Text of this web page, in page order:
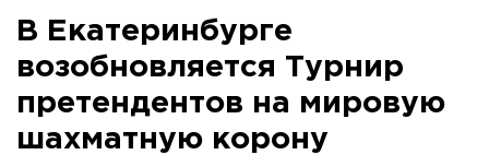
В Екатеринбурге
возобновляется Турнир
претендентов на мировую
шахматную корону